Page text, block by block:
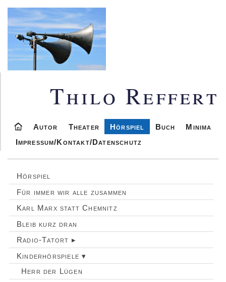
Thilo Reffert
Autor Theater Hörspiel Buch
Minima
Impressum/Kontakt/Datenschutz
Hörspiel
Für immer wir alle zusammen
Karl Marx statt Chemnitz
Bleib kurz dran
Radio-Tatort ▸
Kinderhörspiele ▾
Herr der Lügen